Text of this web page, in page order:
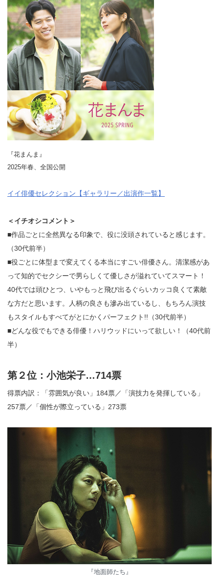
『花まんま』
2025年春、全国公開
イイ俳優セレクション【ギャラリー／出演作一覧】
＜イチオシコメント＞
■作品ごとに全然異なる印象で、役に没頭されていると感じます。
（30代前半）
■役ごとに体型まで変えてくる本当にすごい俳優さん。清潔感があ
って知的でセクシーで男らしくて優しさが溢れていてスマート！
40代では頭ひとつ、いやもっと飛び出るぐらいカッコ良くて素敵
な方だと思います。人柄の良さも滲み出ているし、もちろん演技
もスタイルもすべてがとにかくパーフェクト!!（30代前半）
■どんな役でもできる俳優！ハリウッドにいって欲しい！（40代前
半）
第２位：小池栄子…714票
得票内訳：「雰囲気が良い」184票／「演技力を発揮している」
257票／「個性が際立っている」273票
『地面師たち』